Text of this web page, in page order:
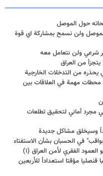
حول الموصل
ولن نسمح بمشاركة اي قوة
شرعي ولن نتعامل معه
من العراق
يحذره من التدخلات الخارجية
محطات مهمة في العلاقات بين
مجرد أماني لتحقيق تطلعات
وسيخلق مشاكل جديدة
في الحسبان بشأن الاستفتاء
الفقري لأمن العراق (۱)
في طهران: 12 مکتبا قنصلیا مؤقتا استعداداً للأربعين